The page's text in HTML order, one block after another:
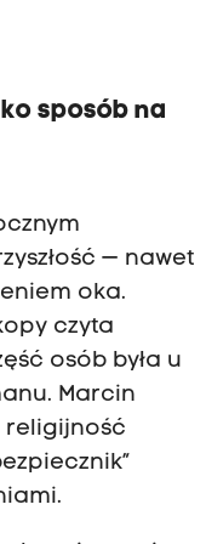
sposób na
— nawet
oka.
czyta
osób była u
Marcin
religijność